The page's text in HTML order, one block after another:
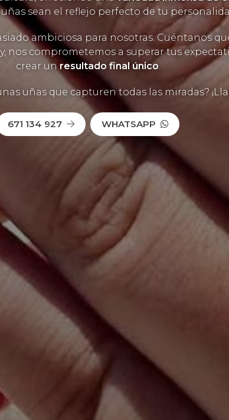
sean el reflejo perfecto de tu
ambiciosa para nosotras. Cuéntanos
nos comprometemos a superar tus
crear unresultado final único.
uñas que capturen todas las miradas?
671 134 927 WHATSAPP